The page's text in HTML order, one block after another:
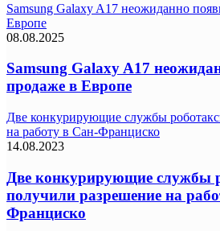
Samsung Galaxy A17 неожиданно
Европе
08.08.2025
Samsung Galaxy A17
продаже в Европе
Две конкурирующие службы
на работу в Сан-Франциско
14.08.2023
Две конкурирующие службы
получили разрешение на
Франциско